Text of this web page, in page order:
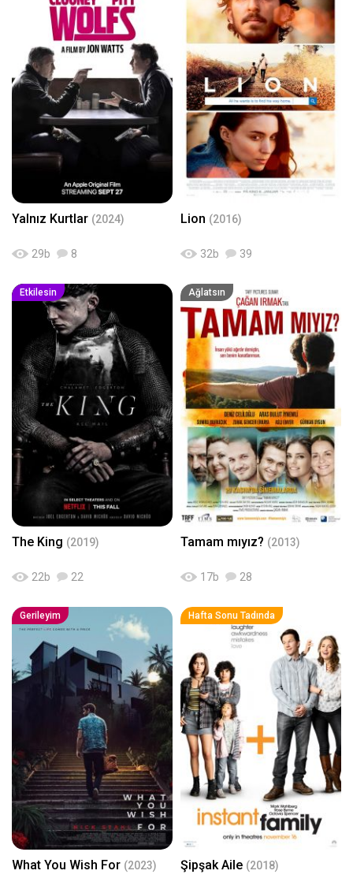
Yalnız Kurtlar (2024)
29b 8
Lion (2016)
32b 39
Etkilesin
The King (2019)
22b 22
Ağlatsın
Tamam mıyız? (2013)
17b 28
Gerileyim
What You Wish For (2023)
Hafta Sonu Tadında
Şipşak Aile (2018)